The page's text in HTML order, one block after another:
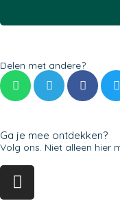
Delen met andere?
Ga je mee ontdekken?
Volg ons. Niet alleen hier